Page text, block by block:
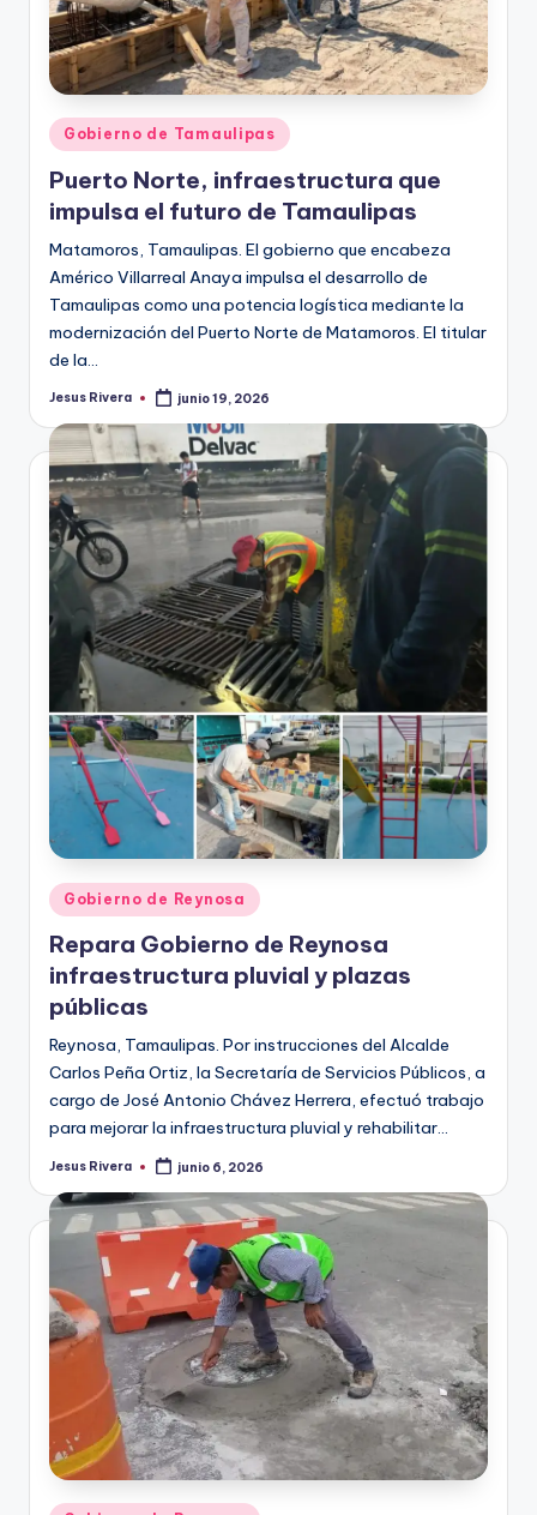
Publicado
en
Gobierno de Tamaulipas
Puerto Norte, infraestructura que
impulsa el futuro de Tamaulipas
Matamoros, Tamaulipas. El gobierno que encabeza
Américo Villarreal Anaya impulsa el desarrollo de
Tamaulipas como una potencia logística mediante la
modernización del Puerto Norte de Matamoros. El titular
de la…
Publicado
Jesus Rivera junio 19, 2026
Publicado
en
Gobierno de Reynosa
Repara Gobierno de Reynosa
infraestructura pluvial y plazas
públicas
Reynosa, Tamaulipas. Por instrucciones del Alcalde
Carlos Peña Ortiz, la Secretaría de Servicios Públicos, a
cargo de José Antonio Chávez Herrera, efectuó trabajo
para mejorar la infraestructura pluvial y rehabilitar…
Publicado
Jesus Rivera junio 6, 2026